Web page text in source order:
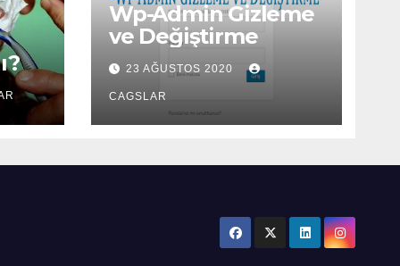
Wp-Admin Gizleme
ve Değiştirme
23 AĞUSTOS 2020
CAGSLAR